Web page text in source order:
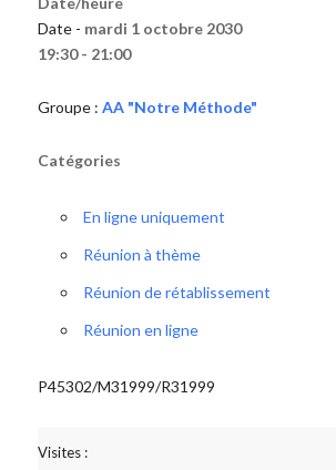
Date - mardi 1 octobre 2030
19:30 - 21:00
Groupe : AA "Notre Méthode"
Catégories
En ligne uniquement
Réunion à thème
Réunion de rétablissement
Réunion en ligne
P45302/M31999/R31999
Visites :